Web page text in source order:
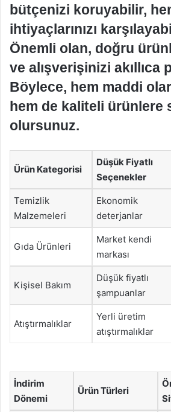
bütçenizi koruyabilir,
ihtiyaçlarınızı
Önemli olan, doğru
ve alışverişinizi akıllıca
Böylece, hem maddi
hem de kaliteli ürünlere
olursunuz.
Ürün Kategorisi
Düşük Fiyatlı
Seçenekler
Temizlik
Malzemeleri
Ekonomik
deterjanlar
Gıda Ürünleri
Market kendi
markası
Kişisel Bakım
Düşük fiyatlı
şampuanlar
Atıştırmalıklar
Yerli üretim
atıştırmalıklar
İndirim
Dönemi
Ürün Türleri